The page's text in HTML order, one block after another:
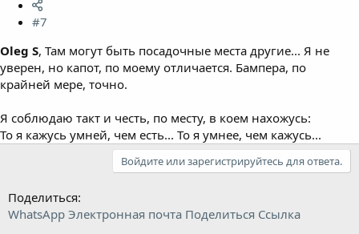
#7
Oleg S, Там могут быть посадочные места другие... Я не
уверен, но капот, по моему отличается. Бампера, по
крайней мере, точно.
Я соблюдаю такт и честь, по месту, в коем нахожусь:
То я кажусь умней, чем есть... То я умнее, чем кажусь...
Войдите или зарегистрируйтесь для ответа.
Поделиться:
WhatsApp Электронная почта Поделиться Ссылка